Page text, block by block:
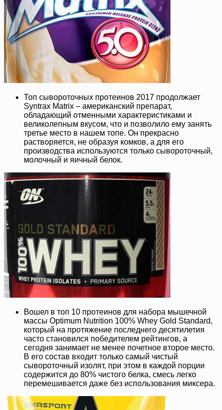
Топ сывороточных протеинов 2017 продолжает
Syntrax Matrix – американский препарат,
обладающий отменными характеристиками и
великолепным вкусом, что и позволило ему занять
третье место в нашем топе. Он прекрасно
растворяется, не образуя комков, а для его
производства используются только сывороточный,
молочный и яичный белок.
Вошел в топ 10 протеинов для набора мышечной
массы Optimum Nutrition 100% Whey Gold Standard,
который на протяжение последнего десятилетия
часто становился победителем рейтингов, а
сегодня занимает не менее почетное второе место.
В его состав входит только самый чистый
сывороточный изолят, при этом в каждой порции
содержится до 80% чистого белка, смесь легко
перемешивается даже без использования миксера.